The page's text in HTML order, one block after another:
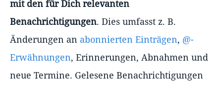
mit den für Dich relevanten
Benachrichtigungen. Dies umfasst z. B.
Änderungen an abonnierten Einträgen, @-
Erwähnungen, Erinnerungen, Abnahmen und
neue Termine. Gelesene Benachrichtigungen